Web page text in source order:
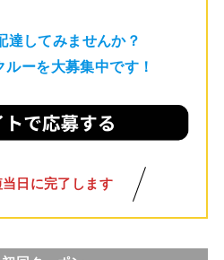
達してみませんか？
ーを大募集中です！
日に完了します